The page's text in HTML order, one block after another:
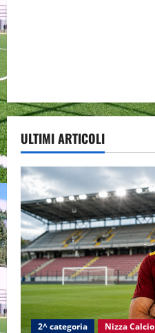
ULTIMI ARTICOLI
2^ categoria Nizza Calcio